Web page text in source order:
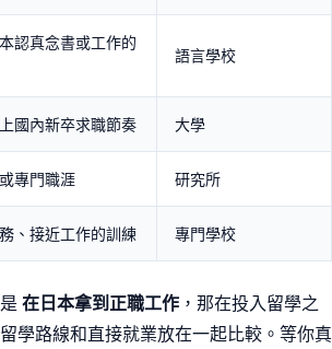
認真念書或工作的
語言學校
國內新卒求職節奏 大學
專門職涯 研究所
、接近工作的訓練 專門學校
在日本拿到正職工作 ，那在投入留學之
學路線和直接就業放在一起比較。等你真